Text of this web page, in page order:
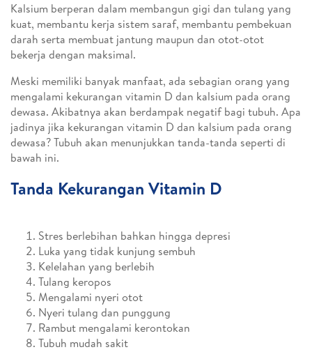
Kalsium berperan dalam membangun gigi dan tulang yang
kuat, membantu kerja sistem saraf, membantu pembekuan
darah serta membuat jantung maupun dan otot-otot
bekerja dengan maksimal.
Meski memiliki banyak manfaat, ada sebagian orang yang
mengalami kekurangan vitamin D dan kalsium pada orang
dewasa. Akibatnya akan berdampak negatif bagi tubuh. Apa
jadinya jika kekurangan vitamin D dan kalsium pada orang
dewasa? Tubuh akan menunjukkan tanda-tanda seperti di
bawah ini.
Tanda Kekurangan Vitamin D
Stres berlebihan bahkan hingga depresi
Luka yang tidak kunjung sembuh
Kelelahan yang berlebih
Tulang keropos
Mengalami nyeri otot
Nyeri tulang dan punggung
Rambut mengalami kerontokan
Tubuh mudah sakit